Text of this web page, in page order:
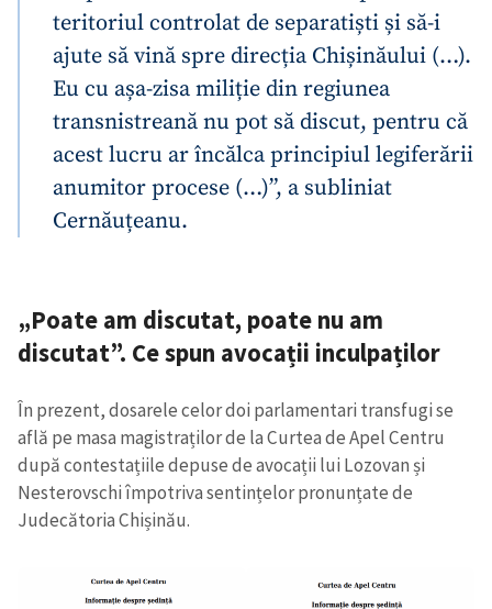
teritoriul controlat de separatiști și să-i
ajute să vină spre direcția Chișinăului (…).
Eu cu așa-zisa miliție din regiunea
transnistreană nu pot să discut, pentru că
acest lucru ar încălca principiul legiferării
anumitor procese (…)”, a subliniat
Cernăuțeanu.
„Poate am discutat, poate nu am
discutat”. Ce spun avocații inculpaților
În prezent, dosarele celor doi parlamentari transfugi se
află pe masa magistraților de la Curtea de Apel Centru
după contestațiile depuse de avocații lui Lozovan și
Nesterovschi împotriva sentințelor pronunțate de
Judecătoria Chișinău.